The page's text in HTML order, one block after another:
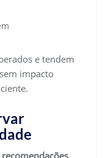
e tendem
impacto